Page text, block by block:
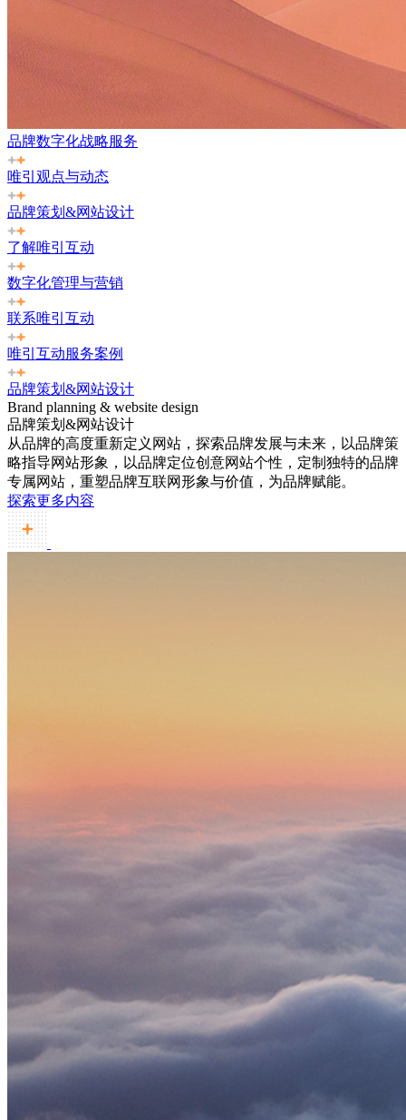
品牌数字化战略服务
唯引观点与动态
品牌策划&网站设计
了解唯引互动
数字化管理与营销
联系唯引互动
唯引互动服务案例
品牌策划&网站设计
Brand planning & website design
品牌策划&网站设计
从品牌的高度重新定义网站，探索品牌发展与未来，以品牌策
略指导网站形象，以品牌定位创意网站个性，定制独特的品牌
专属网站，重塑品牌互联网形象与价值，为品牌赋能。
探索更多内容